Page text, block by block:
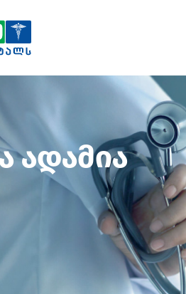
ადამია